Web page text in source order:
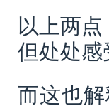
以上两
但处处感
而这也